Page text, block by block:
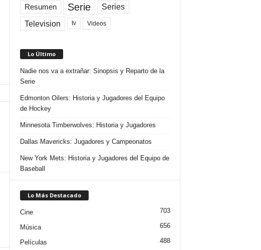
Resumen Serie Series
Television tv Videos
Lo Último
Nadie nos va a extrañar: Sinopsis y Reparto de la
Serie
Edmonton Oilers: Historia y Jugadores del Equipo
de Hockey
Minnesota Timberwolves: Historia y Jugadores
Dallas Mavericks: Jugadores y Campeonatos
New York Mets: Historia y Jugadores del Equipo de
Baseball
Lo Más Destacado
Cine 703
Música 656
Películas 488